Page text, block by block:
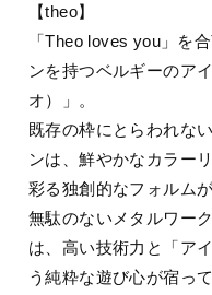
【theo】
「Theo loves you」を
ンを持つベルギーのア
オ）」。
既存の枠にとらわれな
ンは、鮮やかなカラー
彩る独創的なフォルムが
無駄のないメタルワー
は、高い技術力と「ア
う純粋な遊び心が宿って